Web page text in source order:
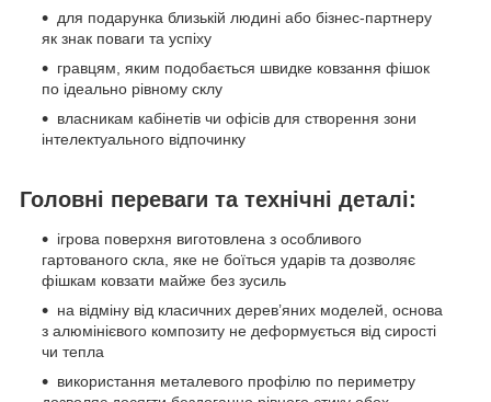
для подарунка близькій людині або бізнес-партнеру
як знак поваги та успіху
гравцям, яким подобається швидке ковзання фішок
по ідеально рівному склу
власникам кабінетів чи офісів для створення зони
інтелектуального відпочинку
Головні переваги та технічні деталі:
ігрова поверхня виготовлена з особливого
гартованого скла, яке не боїться ударів та дозволяє
фішкам ковзати майже без зусиль
на відміну від класичних дерев’яних моделей, основа
з алюмінієвого композиту не деформується від сирості
чи тепла
використання металевого профілю по периметру